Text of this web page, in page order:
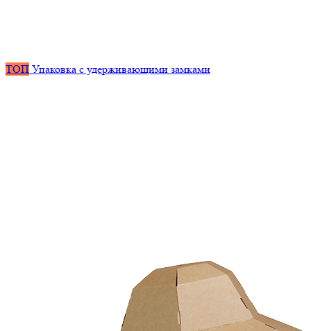
ТОП Упаковка с удерживающими замками